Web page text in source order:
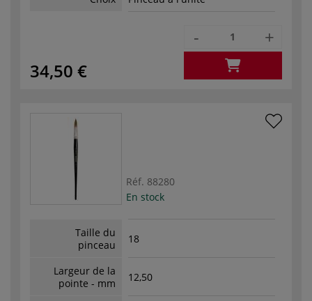
34,50 €
- +
Réf. 88280
En stock
Taille du
pinceau
18
Largeur de la
pointe - mm
12,50